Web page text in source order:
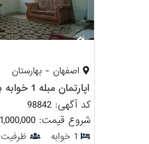
اصفهان - بهارستان
اپارتمان مبله 1 خوابه بهارستان
کد آگهی: 98842
شروع قیمت: 1,000,000 تومان
1 خوابه
ظرفیت 2-4 نفر